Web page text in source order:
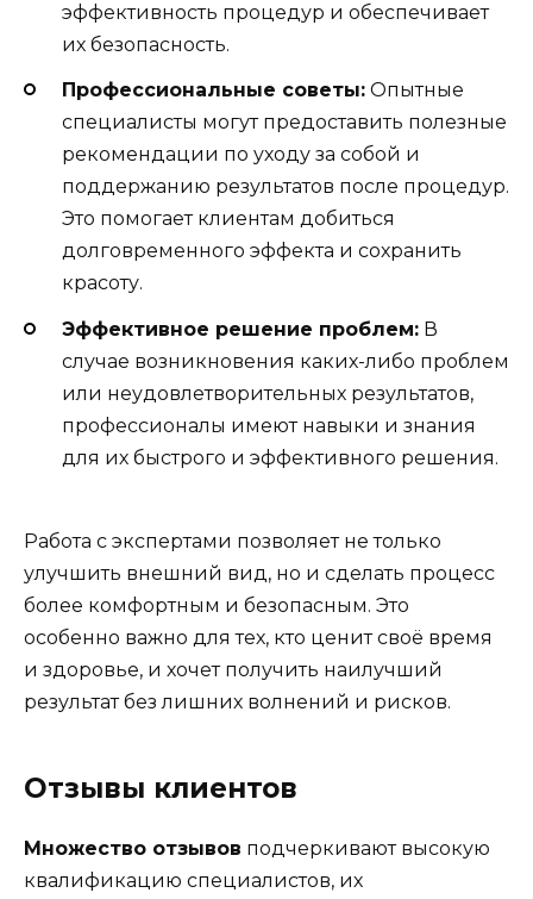
эффективность процедур и обеспечивает
их безопасность.
Профессиональные советы: Опытные
специалисты могут предоставить полезные
рекомендации по уходу за собой и
поддержанию результатов после процедур.
Это помогает клиентам добиться
долговременного эффекта и сохранить
красоту.
Эффективное решение проблем: В
случае возникновения каких-либо проблем
или неудовлетворительных результатов,
профессионалы имеют навыки и знания
для их быстрого и эффективного решения.
Работа с экспертами позволяет не только
улучшить внешний вид, но и сделать процесс
более комфортным и безопасным. Это
особенно важно для тех, кто ценит своё время
и здоровье, и хочет получить наилучший
результат без лишних волнений и рисков.
Отзывы клиентов
Множество отзывов подчеркивают высокую
квалификацию специалистов, их